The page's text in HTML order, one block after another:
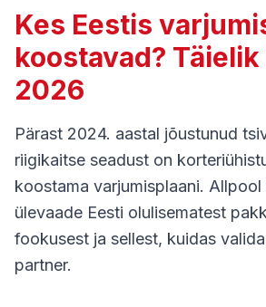
Kes Eestis
koostavad?
2026
Pärast 2024. aastal jõustunud
riigikaitse seadust on
koostama varjumisplaani. Allpool
ülevaade Eesti olulisematest
fookusest ja sellest, kuidas
partner.